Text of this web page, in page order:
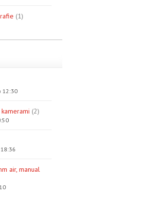
(1)
12:30
(2)
air, manual